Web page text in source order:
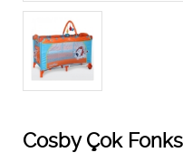
Cosby Çok